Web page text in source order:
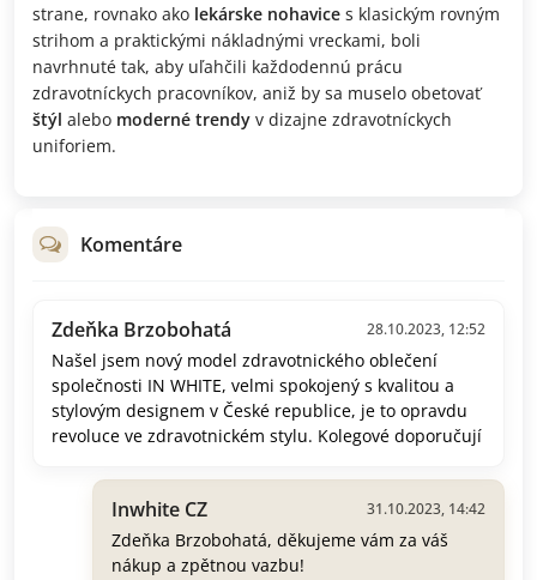
strane, rovnako ako lekárske nohavice s klasickým rovným
strihom a praktickými nákladnými vreckami, boli
navrhnuté tak, aby uľahčili každodennú prácu
zdravotníckych pracovníkov, aniž by sa muselo obetovať
štýl alebo moderné trendy v dizajne zdravotníckych
uniforiem.
Komentáre
Zdeňka Brzobohatá 28.10.2023, 12:52
Našel jsem nový model zdravotnického oblečení
společnosti IN WHITE, velmi spokojený s kvalitou a
stylovým designem v České republice, je to opravdu
revoluce ve zdravotnickém stylu. Kolegové doporučují
Inwhite CZ 31.10.2023, 14:42
Zdeňka Brzobohatá, děkujeme vám za váš
nákup a zpětnou vazbu!